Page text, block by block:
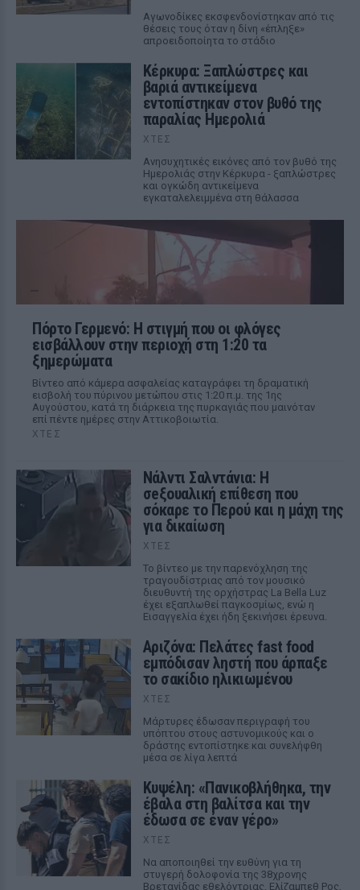
Αγωνοδίκες εκσφενδονίστηκαν από τις
θέσεις τους όταν η δίνη «έπληξε»
απροειδοποίητα το στάδιο
Κέρκυρα: Ξαπλώστρες και
βαριά αντικείμενα
εντοπίστηκαν στον βυθό της
παραλίας Ημερολιά
ΧΤΕΣ
Ανησυχητικές εικόνες από τον βυθό της
Ημερολιάς στην Κέρκυρα - ξαπλώστρες
και ογκώδη αντικείμενα
εγκαταλελειμμένα στη θάλασσα
Πόρτο Γερμενό: Η στιγμή που οι φλόγες
εισβάλλουν στην περιοχή στη 1:20 τα
ξημερώματα
Βίντεο από κάμερα ασφαλείας καταγράφει τη δραματική
εισβολή του πύρινου μετώπου στις 1:20 π.μ. της 1ης
Αυγούστου, κατά τη διάρκεια της πυρκαγιάς που μαινόταν
επί πέντε ημέρες στην Αττικοβοιωτία.
ΧΤΕΣ
Νάλντι Σαλντάνια: Η
σeξουαλική επίθεση που
σόκαρε το Περού και η μάχη της
για δικαίωση
ΧΤΕΣ
Το βίντεο με την παρενόχληση της
τραγουδίστριας από τον μουσικό
διευθυντή της ορχήστρας La Bella Luz
έχει εξαπλωθεί παγκοσμίως, ενώ η
Εισαγγελία έχει ήδη ξεκινήσει έρευνα.
Αριζόνα: Πελάτες fast food
εμπόδισαν ληστή που άρπαξε
το σακίδιο ηλικιωμένου
ΧΤΕΣ
Μάρτυρες έδωσαν περιγραφή του
υπόπτου στους αστυνομικούς και ο
δράστης εντοπίστηκε και συνελήφθη
μέσα σε λίγα λεπτά
Κυψέλη: «Πανικοβλήθηκα, την
έβαλα στη βαλίτσα και την
έδωσα σε έναν γέρο»
ΧΤΕΣ
Να αποποιηθεί την ευθύνη για τη
στυγερή δολοφονία της 38χρονης
Βρετανίδας εθελόντριας, Ελίζαμπεθ Ρος,